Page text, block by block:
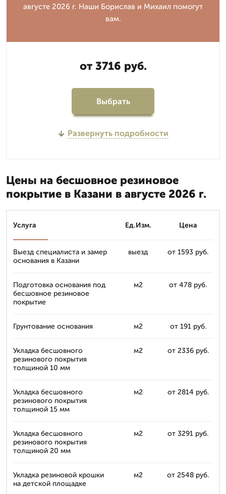
августе 2026 г. Наши Борислав и Михаил помогут
вам.
от 3716 руб.
Выбрать
Развернуть подробности
Цены на бесшовное резиновое
покрытие в Казани в августе 2026 г.
Услуга Ед.Изм. Цена
Выезд специалиста и замер
основания в Казани
выезд от 1593 руб.
Подготовка основания под
бесшовное резиновое
покрытие
м2 от 478 руб.
Грунтование основания м2 от 191 руб.
Укладка бесшовного
резинового покрытия
толщиной 10 мм
м2 от 2336 руб.
Укладка бесшовного
резинового покрытия
толщиной 15 мм
м2 от 2814 руб.
Укладка бесшовного
резинового покрытия
толщиной 20 мм
м2 от 3291 руб.
Укладка резиновой крошки
на детской площадке
м2 от 2548 руб.